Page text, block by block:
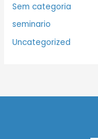
Sem categoria
seminario
Uncategorized